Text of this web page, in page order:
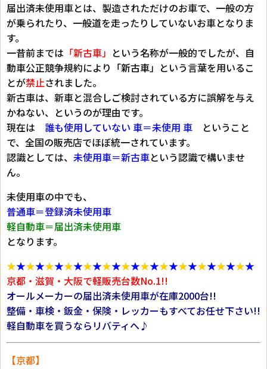
届出済未使用車とは、製造されただけのお車で、一般の方
が乗られたり、一般道を走ったりしていないお車となりま
す。
一昔前までは 「新古車」 という名称が一般的でしたが、自
動車公正競争規約により 「新古車」 という言葉を用いるこ
とが禁止されました。
新古車は、新車と混合しご検討されている方に誤解を与え
かねない、というのが理由です。
現在は 誰も使用していない 車＝未使用 車 ということ
で、全国の販売店でほぼ統一されています。
認識としては、 未使用車＝新古車という認識で構いませ
ん。
未使用車の中でも、
普通車＝登録済未使用車
軽自動車＝届出済未使用車
となります。
★★★★★★★★★★★★★★★★★★★★★★★★★★
京都・滋賀・大阪で軽販売台数No.1!!
オールメーカーの届出済未使用車が在庫2000台!!
整備・車検・鈑金・保険・レッカーもすべてお任せ下さい!!
軽自動車を買うならリバティへ♪
【京都】